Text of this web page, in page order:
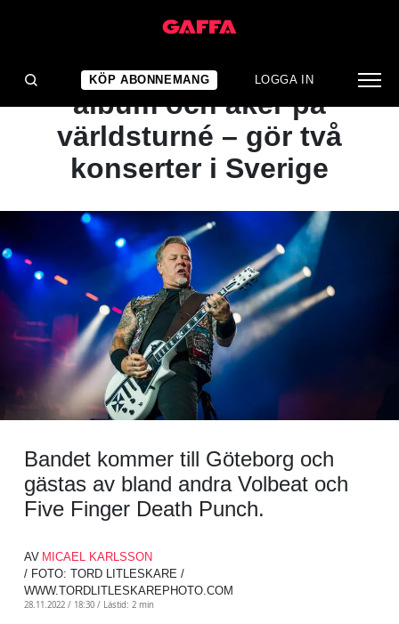
KÖP ABONNEMANG LOGGA IN
NYHET
Metallica släpper nytt
album och åker på
världsturné – gör två
konserter i Sverige
Bandet kommer till Göteborg och
gästas av bland andra Volbeat och
Five Finger Death Punch.
AV MICAEL KARLSSON
/ FOTO: TORD LITLESKARE /
WWW.TORDLITLESKAREPHOTO.COM
28.11.2022 / 18:30 / Lästid: 2 min